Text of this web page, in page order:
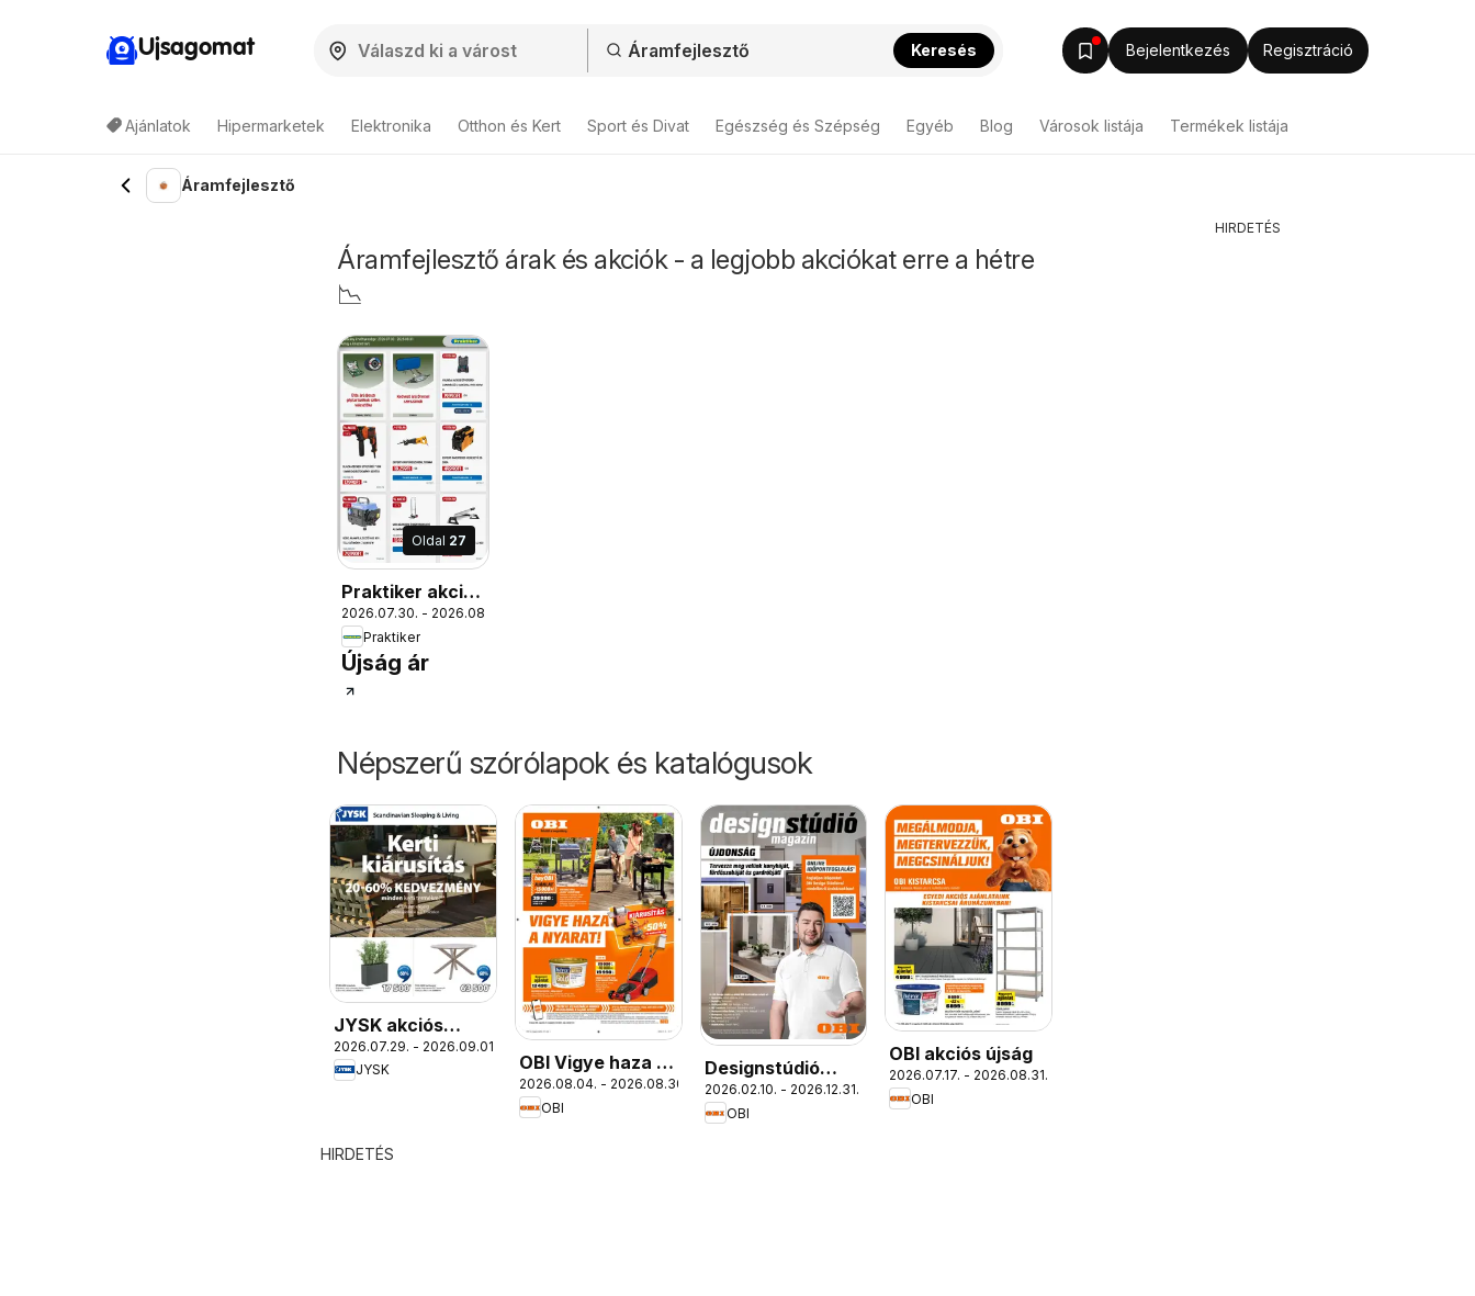
Ujsagomat Keresés Bejelentkezés Regisztráció
Ajánlatok Hipermarketek Elektronika Otthon és Kert Sport és Divat Egészség és Szépség Egyéb Blog Városok listája Termékek listája
Áramfejlesztő
Áramfejlesztő árak és akciók - a legjobb akciókat erre a hétre
📉
Oldal 27
Praktiker akciós
újság
2026.07.30. - 2026.08.31.
Praktiker
Újság ár
Népszerű szórólapok és katalógusok
JYSK akciós
újság
2026.07.29. - 2026.09.01.
JYSK
OBI Vigye haza a
nyarat!
2026.08.04. - 2026.08.30.
OBI
Designstúdió
magazin
2026.02.10. - 2026.12.31.
OBI
OBI akciós újság
2026.07.17. - 2026.08.31.
OBI
HIRDETÉS
HIRDETÉS